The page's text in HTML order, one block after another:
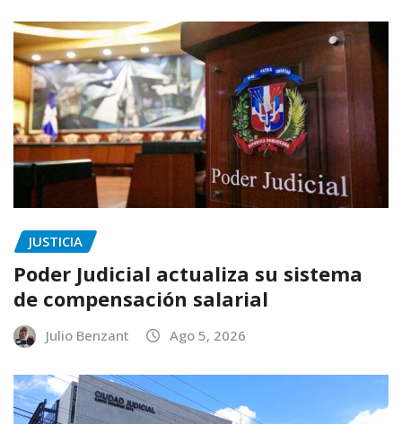
JUSTICIA
Poder Judicial actualiza su sistema
de compensación salarial
Julio Benzant Ago 5, 2026